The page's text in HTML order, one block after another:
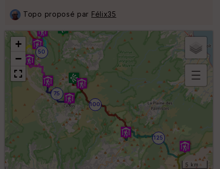
Topo proposé par Félix35
25
50
75
100
125
+
−
B
or
n
m
ét
ri
5 km